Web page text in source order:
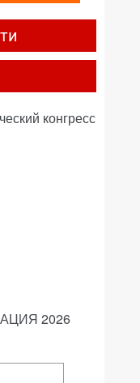
конгресс
2026